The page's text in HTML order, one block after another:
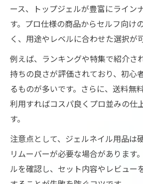
ース、トップジェルが豊富にライン
す。プロ仕様の商品からセルフ向け
く、用途やレベルに合わせた選択が
例えば、ランキングや特集で紹介さ
持ちの良さが評価されており、初心
るものが多いです。さらに、送料無
利用すればコスパ良くプロ並みの仕
す。
注意点として、ジェルネイル用品は
リムーバーが必要な場合があります
ルを確認し、セット内容やレビュー